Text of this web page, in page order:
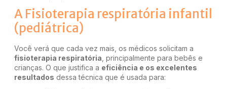
A Fisioterapia respiratória infantil
(pediátrica)
Você verá que cada vez mais, os médicos solicitam a
fisioterapia respiratória , principalmente para bebês e
crianças. O que justifica a eficiência e os excelentes
resultados dessa técnica que é usada para: